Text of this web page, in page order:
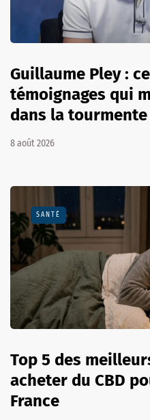
Guillaume Pley :
témoignages qui
dans la tourmente
8 août 2026
SANTÉ
Top 5 des
acheter du CBD
France